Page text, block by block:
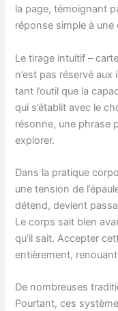
la page, témoignant
réponse simple à
Le tirage intuitif –
n’est pas réservé
tant l’outil que la
qui s’établit avec le
résonne, une phrase
explorer.
Dans la pratique
une tension de
détend, devient
Le corps sait bien
qu’il sait. Accepter
entièrement,
De nombreuses
Pourtant, ces